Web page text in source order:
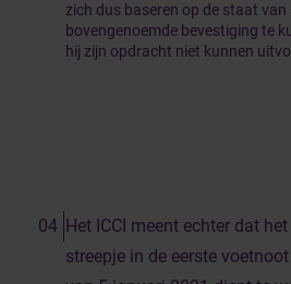
zich dus baseren op de staat
bovengenoemde bevestiging te
hij zijn opdracht niet kunnen
Het ICCI meent echter dat
streepje in de eerste